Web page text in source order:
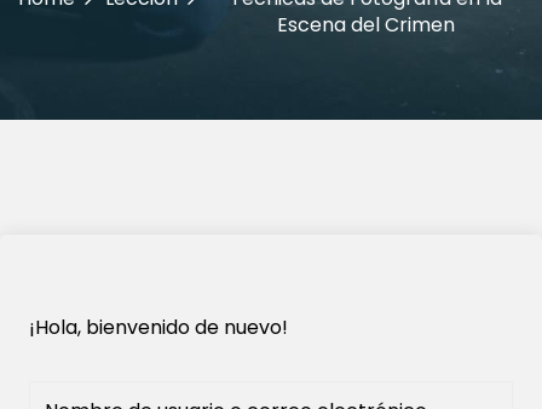
Escena del Crimen
¡Hola, bienvenido de nuevo!